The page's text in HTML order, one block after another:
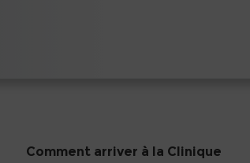
Comment arriver à la Clinique